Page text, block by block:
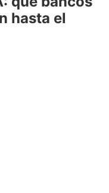
hasta el